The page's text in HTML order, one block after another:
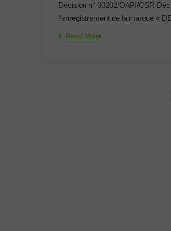
Décision n° 00202/OAPI/CSR
l’enregistrement de la marque «
Read More